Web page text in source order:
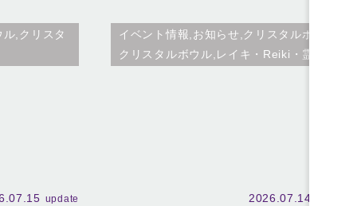
,クリスタ
update
イベント情報,お知らせ,クリスタルボウル,
クリスタルボウル,レイキ・Reiki・霊気
2026.07.14